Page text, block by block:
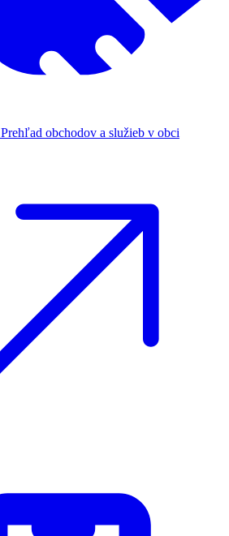
Prehľad obchodov a služieb v obci